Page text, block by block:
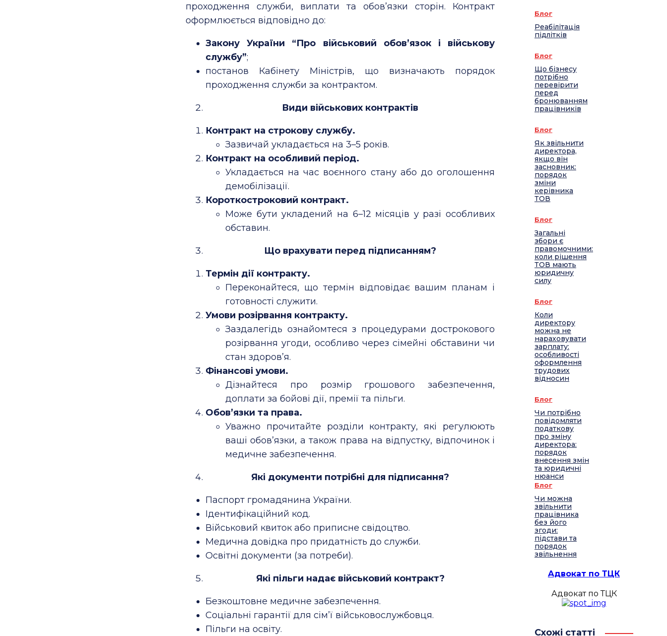
проходження служби, виплати та обов’язки сторін. Контракт
оформлюється відповідно до:
Закону України “Про військовий обов’язок і військову
службу”;
постанов Кабінету Міністрів, що визначають порядок
проходження служби за контрактом.
Види військових контрактів
Контракт на строкову службу.
Зазвичай укладається на 3–5 років.
Контракт на особливий період.
Укладається на час воєнного стану або до оголошення
демобілізації.
Короткостроковий контракт.
Може бути укладений на 6–12 місяців у разі особливих
обставин.
Що врахувати перед підписанням?
Термін дії контракту.
Переконайтеся, що термін відповідає вашим планам і
готовності служити.
Умови розірвання контракту.
Заздалегідь ознайомтеся з процедурами дострокового
розірвання угоди, особливо через сімейні обставини чи
стан здоров’я.
Фінансові умови.
Дізнайтеся про розмір грошового забезпечення,
доплати за бойові дії, премії та пільги.
Обов’язки та права.
Уважно прочитайте розділи контракту, які регулюють
ваші обов’язки, а також права на відпустку, відпочинок і
медичне забезпечення.
Які документи потрібні для підписання?
Паспорт громадянина України.
Ідентифікаційний код.
Військовий квиток або приписне свідоцтво.
Медична довідка про придатність до служби.
Освітні документи (за потреби).
Які пільги надає військовий контракт?
Безкоштовне медичне забезпечення.
Соціальні гарантії для сім’ї військовослужбовця.
Пільги на освіту.
Блог
Реабілітація
підлітків
Блог
Що бізнесу
потрібно
перевірити
перед
бронюванням
працівників
Блог
Як звільнити
директора,
якщо він
засновник:
порядок
зміни
керівника
ТОВ
Блог
Загальні
збори є
правомочними:
коли рішення
ТОВ мають
юридичну
силу
Блог
Коли
директору
можна не
нараховувати
зарплату:
особливості
оформлення
трудових
відносин
Блог
Чи потрібно
повідомляти
податкову
про зміну
директора:
порядок
внесення змін
та юридичні
нюанси
Блог
Чи можна
звільнити
працівника
без його
згоди:
підстави та
порядок
звільнення
Адвокат по ТЦК
Адвокат по ТЦК
Схожі статті